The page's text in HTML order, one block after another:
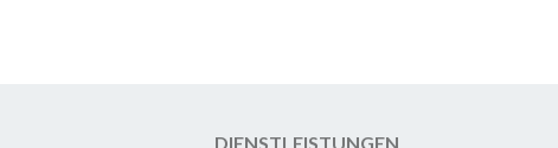
DIENSTLEISTUNGEN